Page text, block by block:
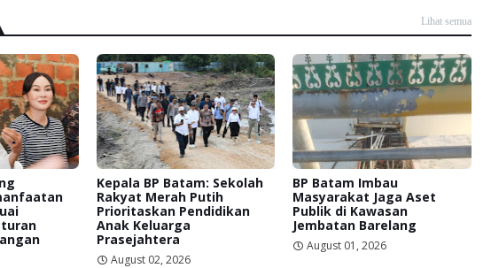
Lihat semua
Kepala BP Batam: Sekolah
Rakyat Merah Putih
Prioritaskan Pendidikan
Anak Keluarga
Prasejahtera
August 02, 2026
BP Batam Imbau
Masyarakat Jaga Aset
Publik di Kawasan
Jembatan Barelang
August 01, 2026